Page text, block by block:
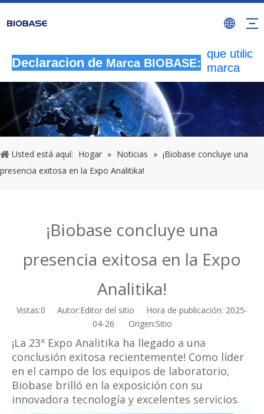
Declaracion de Marca BIOBASE:
Todas las
que
marca
BIOBASE
serán
una
Usted está aquí: Hogar » Noticias » ¡Biobase concluye una
presencia exitosa en la Expo Analitika!
¡Biobase concluye una
presencia exitosa en la Expo
Analitika!
Vistas:0 Autor:Editor del sitio Hora de publicación: 2025-
04-26 Origen:Sitio
¡La 23ª Expo Analitika ha llegado a una
conclusión exitosa recientemente! Como líder
en el campo de los equipos de laboratorio,
Biobase brilló en la exposición con su
innovadora tecnología y excelentes servicios.